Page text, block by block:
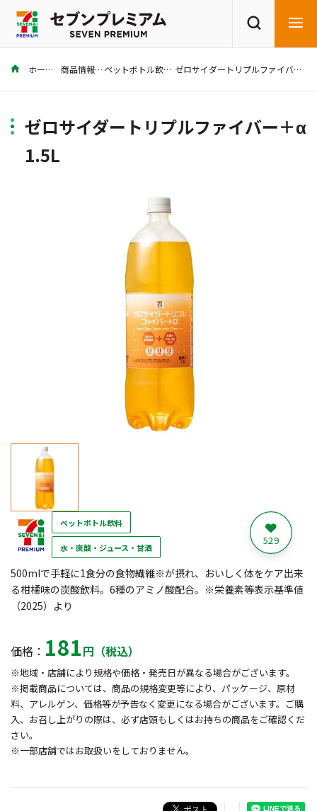
商品を探す レシピを探す
ホーム 商品情報 ペットボトル飲料 ゼロサイダートリプルファイバー＋α 1.5L
ゼロサイダートリプルファイバー＋α
1.5L
ペットボトル飲料
水・炭酸・ジュース・甘酒
529
500mlで手軽に1食分の食物繊維※が摂れ、おいしく体をケア出来
る柑橘味の炭酸飲料。6種のアミノ酸配合。※栄養素等表示基準値
（2025）より
価格： 181円（税込）
※地域・店舗により規格や価格・発売日が異なる場合がございます。
※掲載商品については、商品の規格変更等により、パッケージ、原材
料、アレルゲン、価格等が予告なく変更になる場合がございます。ご購
入、お召し上がりの際は、必ず店頭もしくはお持ちの商品をご確認くだ
さい。
※一部店舗ではお取扱いをしておりません。